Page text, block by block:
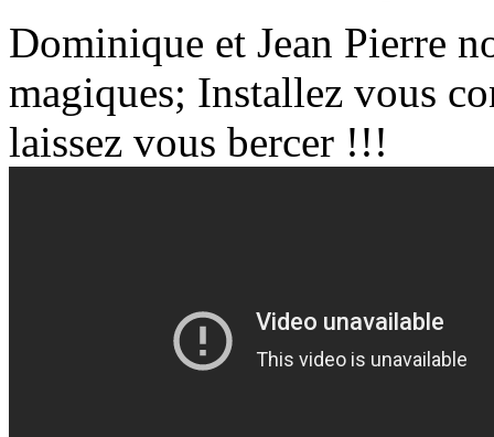
Dominique et Jean Pierre
magiques; Installez vous
laissez vous bercer !!!